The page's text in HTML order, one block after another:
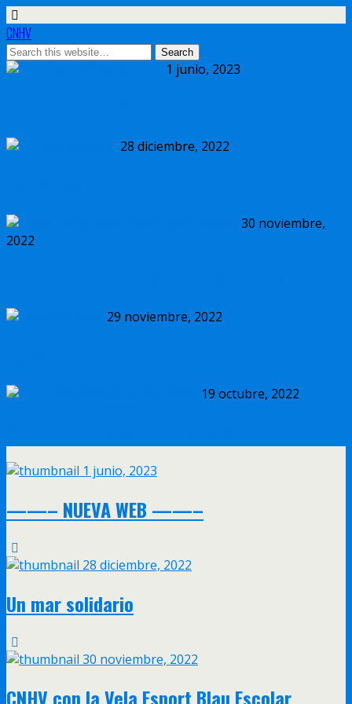
CNHV
1 junio, 2023
28 diciembre, 2022
30 noviembre,
2022
29 noviembre, 2022
19 octubre, 2022
1 junio, 2023
——– NUEVA WEB ——–
28 diciembre, 2022
Un mar solidario
30 noviembre, 2022
CNHV con la Vela Esport Blau Escolar